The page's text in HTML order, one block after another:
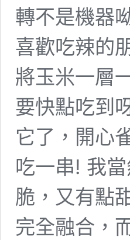
轉不是機器
喜歡吃辣的
將玉米一層
要快點吃到
它了，開心
吃一串! 我
脆，又有點
完全融合，